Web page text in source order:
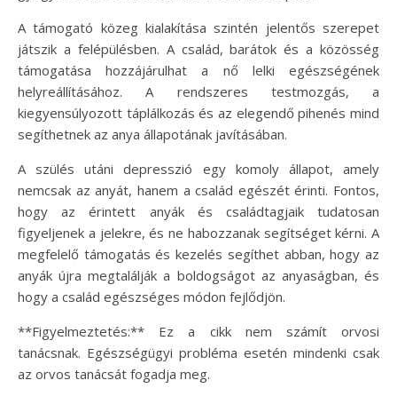
A támogató közeg kialakítása szintén jelentős szerepet
játszik a felépülésben. A család, barátok és a közösség
támogatása hozzájárulhat a nő lelki egészségének
helyreállításához. A rendszeres testmozgás, a
kiegyensúlyozott táplálkozás és az elegendő pihenés mind
segíthetnek az anya állapotának javításában.
A szülés utáni depresszió egy komoly állapot, amely
nemcsak az anyát, hanem a család egészét érinti. Fontos,
hogy az érintett anyák és családtagjaik tudatosan
figyeljenek a jelekre, és ne habozzanak segítséget kérni. A
megfelelő támogatás és kezelés segíthet abban, hogy az
anyák újra megtalálják a boldogságot az anyaságban, és
hogy a család egészséges módon fejlődjön.
**Figyelmeztetés:** Ez a cikk nem számít orvosi
tanácsnak. Egészségügyi probléma esetén mindenki csak
az orvos tanácsát fogadja meg.